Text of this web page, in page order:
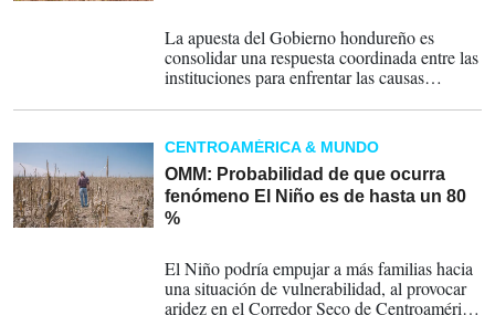
La apuesta del Gobierno hondureño es
consolidar una respuesta coordinada entre las
instituciones para enfrentar las causas
incrementar la producción agrícola, mejorar
la nutrición y generar mayores oportunidades
de desarrollo.
CENTROAMÉRICA & MUNDO
OMM: Probabilidad de que ocurra
fenómeno El Niño es de hasta un 80
%
El Niño podría empujar a más familias hacia
una situación de vulnerabilidad, al provocar
aridez en el Corredor Seco de Centroamérica